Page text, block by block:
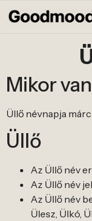
Mikor
Üllő névnapja
Üllő
Az Üllő név
Az Üllő név
Az Üllő név
Ülesz, Ülkó,